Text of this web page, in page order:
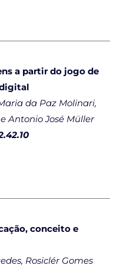
a partir do jogo de
da Paz Molinari,
Antonio José Müller
conceito e
Rosiclér Gomes